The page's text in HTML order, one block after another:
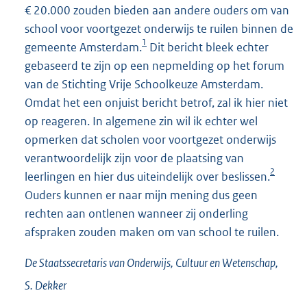
€ 20.000 zouden bieden aan andere ouders om van
school voor voortgezet onderwijs te ruilen binnen de
gemeente Amsterdam.1 Dit bericht bleek echter
gebaseerd te zijn op een nepmelding op het forum
van de Stichting Vrije Schoolkeuze Amsterdam.
Omdat het een onjuist bericht betrof, zal ik hier niet
op reageren. In algemene zin wil ik echter wel
opmerken dat scholen voor voortgezet onderwijs
verantwoordelijk zijn voor de plaatsing van
leerlingen en hier dus uiteindelijk over beslissen.2
Ouders kunnen er naar mijn mening dus geen
rechten aan ontlenen wanneer zij onderling
afspraken zouden maken om van school te ruilen.
De Staatssecretaris van Onderwijs, Cultuur en Wetenschap,
S. Dekker